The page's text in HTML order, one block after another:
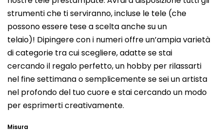
strumenti che ti serviranno, incluse le tele (che
possono essere tese a scelta anche su un
telaio)! Dipingere con i numeri offre un’ampia varietà
di categorie tra cui scegliere, adatte se stai
cercando il regalo perfetto, un hobby per rilassarti
nel fine settimana o semplicemente se sei un artista
nel profondo del tuo cuore e stai cercando un modo
per esprimerti creativamente.
Misura
è
0,0
su
5
stelle.